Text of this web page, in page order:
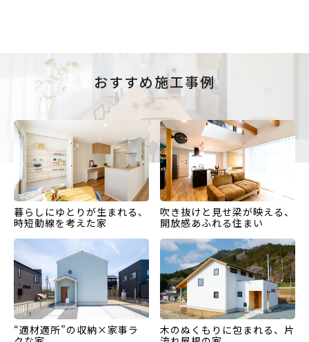
おすすめ施工事例
暮らしにゆとりが生まれる、
時短動線を考えた家
吹き抜けと見せ梁が映える、
開放感あふれる住まい
“適材適所”の収納×家事ラ
木のぬくもりに包まれる、片